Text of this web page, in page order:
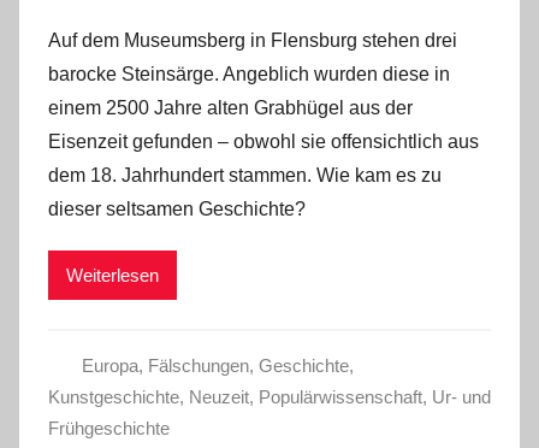
Auf dem Museumsberg in Flensburg stehen drei
barocke Steinsärge. Angeblich wurden diese in
einem 2500 Jahre alten Grabhügel aus der
Eisenzeit gefunden – obwohl sie offensichtlich aus
dem 18. Jahrhundert stammen. Wie kam es zu
dieser seltsamen Geschichte?
Weiterlesen
Europa, Fälschungen, Geschichte,
Kunstgeschichte, Neuzeit, Populärwissenschaft, Ur- und
Frühgeschichte